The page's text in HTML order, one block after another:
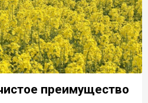
преимущество